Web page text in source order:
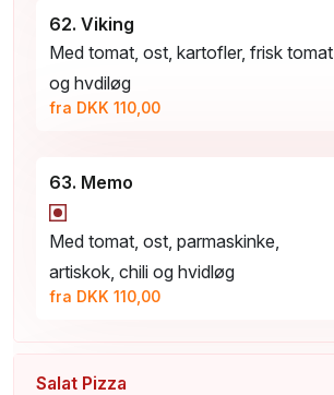
62. Viking
Med tomat, ost, kartofler, frisk tomat
og hvdiløg
fra DKK 110,00
63. Memo
Med tomat, ost, parmaskinke,
artiskok, chili og hvidløg
fra DKK 110,00
Salat Pizza